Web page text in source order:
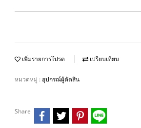
เพิ่มรายการโปรด เปรียบเทียบ
หมวดหมู่ : อุปกรณ์ผู้ตัดสิน
Share